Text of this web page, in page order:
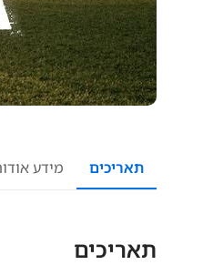
תאריכים מידע
תאריכים